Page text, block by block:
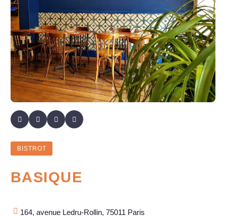
BISTROT
BASIQUE
164, avenue Ledru-Rollin, 75011 Paris